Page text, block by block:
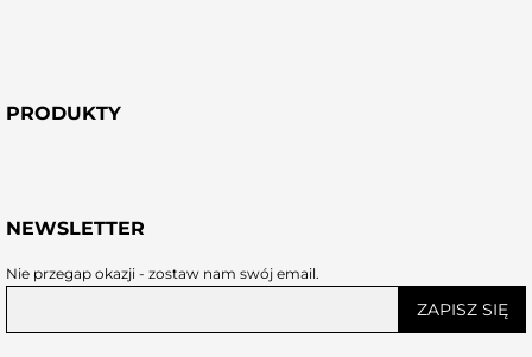
PRODUKTY
NEWSLETTER
Nie przegap okazji - zostaw nam swój email.
ZAPISZ SIĘ